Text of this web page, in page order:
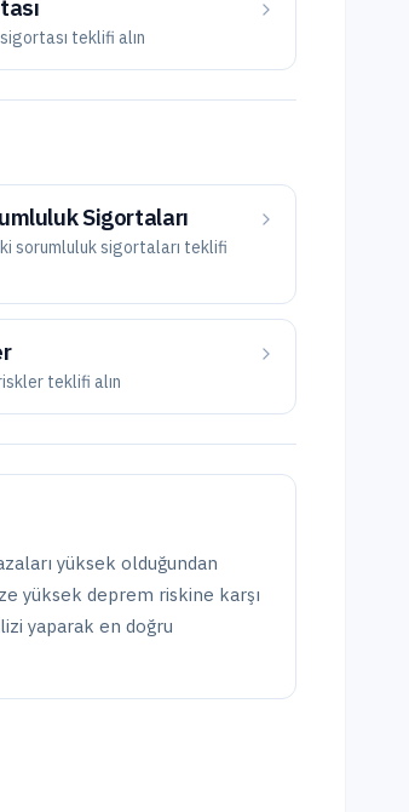
teklifi alın
Sigortaları
sorumluluk sigortaları teklifi
teklifi alın
yüksek olduğundan
yüksek deprem riskine karşı
yaparak en doğru